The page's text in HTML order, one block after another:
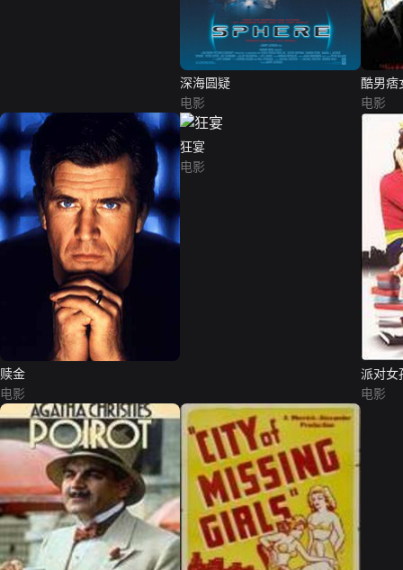
深海圆疑
电影
酷男痞
电影
赎金
电影
狂宴
电影
派对女
电影